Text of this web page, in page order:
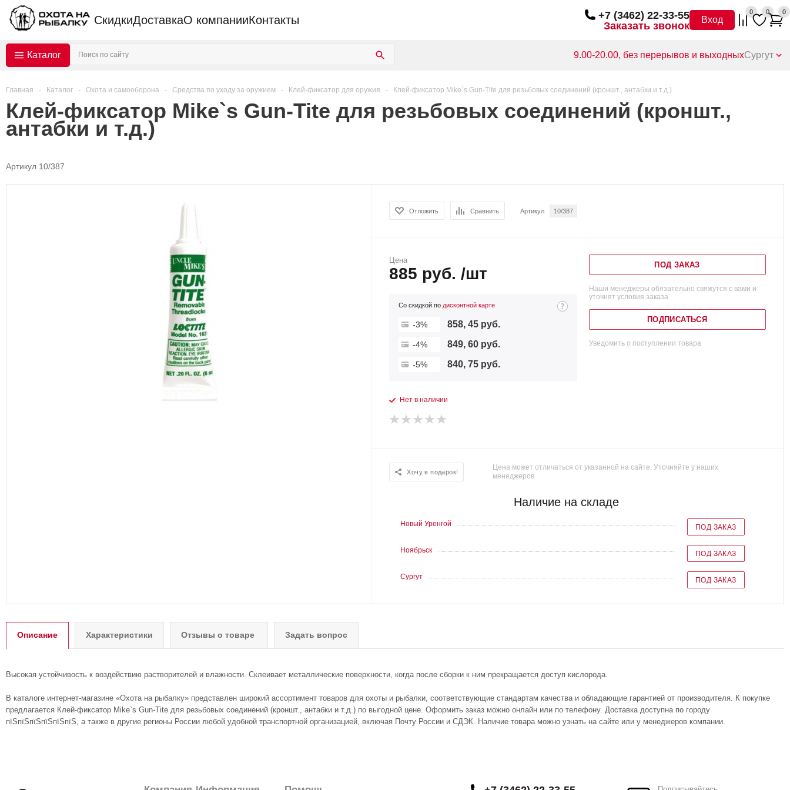
СкидкиДоставкаО компанииКонтакты
+7 (3462) 22-33-55
Заказать звонок
Вход
0 0 0
Каталог 9.00-20.00, без перерывов и выходныхСургут
Главная - Каталог - Охота и самооборона - Средства по уходу за оружием - Клей-фиксатор для оружия - Клей-фиксатор Mike`s Gun-Tite для резьбовых соединений (кроншт., антабки и т.д.)
Клей-фиксатор Mike`s Gun-Tite для резьбовых соединений (кроншт.,
антабки и т.д.)
Артикул 10/387
Отложить Сравнить Артикул 10/387
Цена
885 руб. /шт
Со скидкой подисконтной карте
-3% 858, 45 руб.
-4% 849, 60 руб.
-5% 840, 75 руб.
Нет в наличии
ПОД ЗАКАЗ
Наши менеджеры обязательно свяжутся с вами и
уточнят условия заказа
ПОДПИСАТЬСЯ
Уведомить о поступлении товара
Хочу в подарок!
Цена может отличаться от указанной на сайте. Уточняйте у наших
менеджеров
Наличие на складе
Новый Уренгой ПОД ЗАКАЗ
Ноябрьск ПОД ЗАКАЗ
Сургут ПОД ЗАКАЗ
Описание Характеристики Отзывы о товаре Задать вопрос
Высокая устойчивость к воздействию растворителей и влажности. Склеивает металлические поверхности, когда после сборки к ним прекращается доступ кислорода.
В каталоге интернет-магазине «Охота на рыбалку» представлен широкий ассортимент товаров для охоты и рыбалки, соответствующие стандартам качества и обладающие гарантией от производителя. К покупке
предлагается Клей-фиксатор Mike`s Gun-Tite для резьбовых соединений (кроншт., антабки и т.д.) по выгодной цене. Оформить заказ можно онлайн или по телефону. Доставка доступна по городу
пїЅпїЅпїЅпїЅпїЅпїЅ, а также в другие регионы России любой удобной транспортной организацией, включая Почту России и СДЭК. Наличие товара можно узнать на сайте или у менеджеров компании.